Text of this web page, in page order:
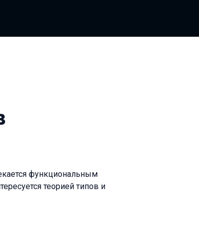
функциональным
теорией типов и